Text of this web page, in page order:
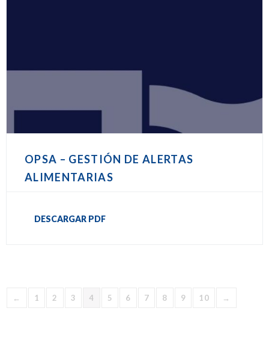
OPSA – GESTIÓN DE ALERTAS
ALIMENTARIAS
DESCARGAR PDF
← 1 2 3 4 5 6 7 8 9 10 →